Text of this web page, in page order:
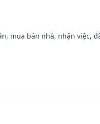
mua bán nhà, nhận việc,